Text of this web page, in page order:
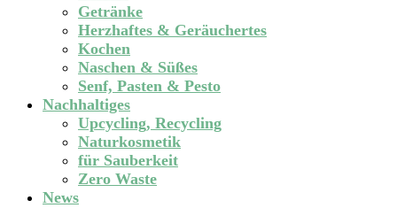
Getränke
Herzhaftes & Geräuchertes
Kochen
Naschen & Süßes
Senf, Pasten & Pesto
Nachhaltiges
Upcycling, Recycling
Naturkosmetik
für Sauberkeit
Zero Waste
News